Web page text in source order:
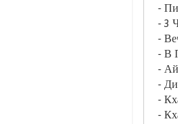
-
- 3
-
- В
-
-
-
-